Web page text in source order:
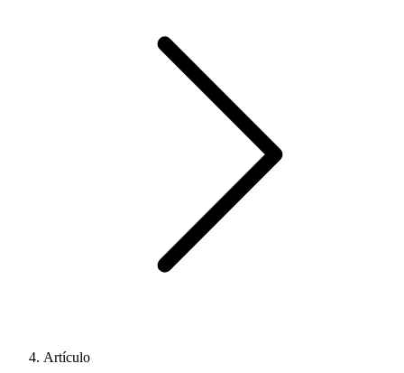
Artículo